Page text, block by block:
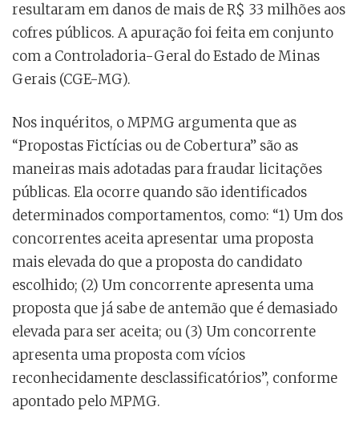
resultaram em danos de mais de R$ 33 milhões aos
cofres públicos. A apuração foi feita em conjunto
com a Controladoria-Geral do Estado de Minas
Gerais (CGE-MG).
Nos inquéritos, o MPMG argumenta que as
“Propostas Fictícias ou de Cobertura” são as
maneiras mais adotadas para fraudar licitações
públicas. Ela ocorre quando são identificados
determinados comportamentos, como: “1) Um dos
concorrentes aceita apresentar uma proposta
mais elevada do que a proposta do candidato
escolhido; (2) Um concorrente apresenta uma
proposta que já sabe de antemão que é demasiado
elevada para ser aceita; ou (3) Um concorrente
apresenta uma proposta com vícios
reconhecidamente desclassificatórios”, conforme
apontado pelo MPMG.